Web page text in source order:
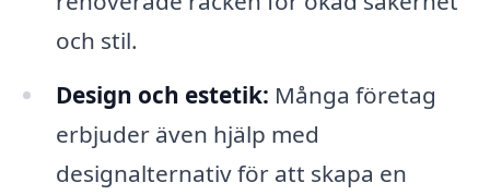
och stil.
Design och estetik: Många företag
erbjuder även hjälp med
designalternativ för att skapa en